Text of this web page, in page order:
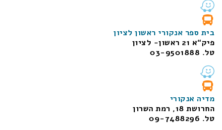
בית ספר אנקורי ראשון לציון
פיק“א 21 ראשון- לציון
טל. 03-9501888
מדיה אנקורי
החרושת 18, רמת השרון
טל. 09-7488296